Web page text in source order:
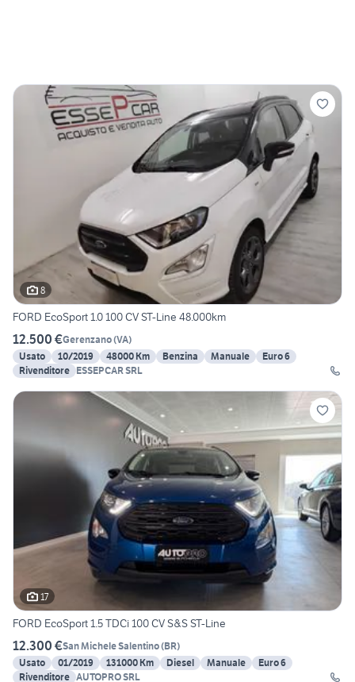
8
FORD EcoSport 1.0 100 CV ST-Line 48.000km
12.500 €Gerenzano(VA)
Usato
10/2019 48000 Km Benzina Manuale
Euro 6
Rivenditore ESSEPCAR SRL
17
FORD EcoSport 1.5 TDCi 100 CV S&S ST-Line
12.300 €San Michele Salentino(BR)
Usato
01/2019 131000 Km Diesel Manuale
Euro 6
Rivenditore AUTOPRO SRL